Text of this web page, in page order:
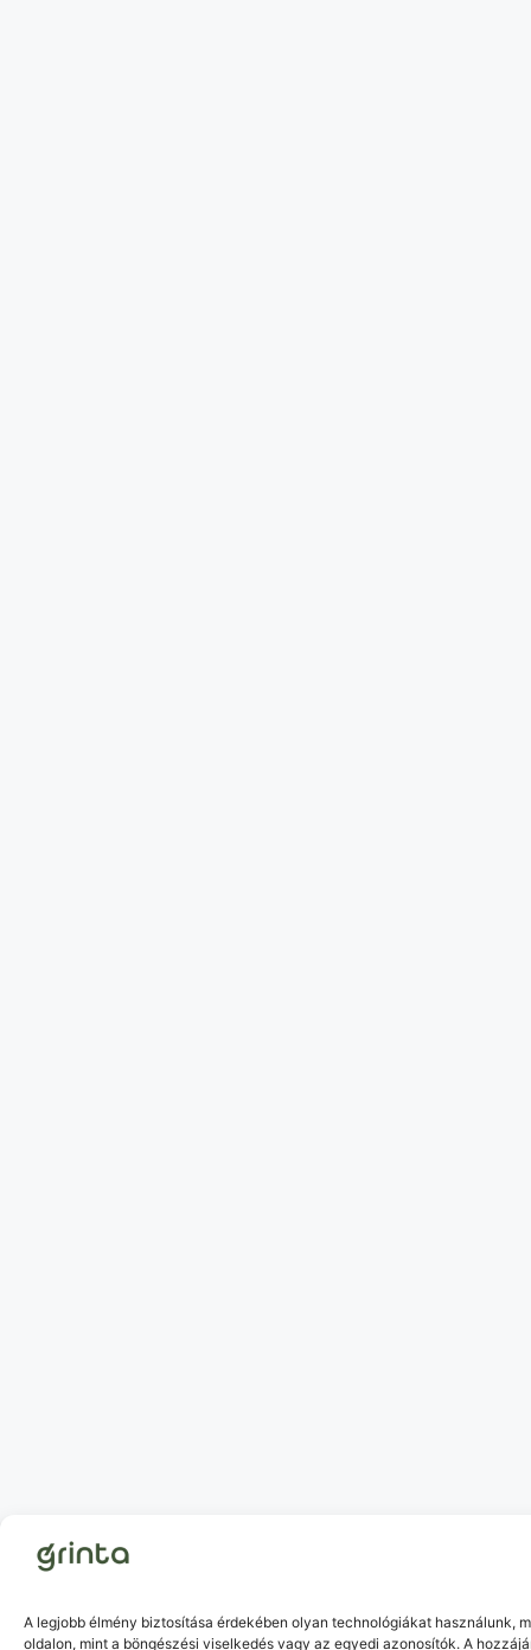
A legjobb élmény biztosítása érdekében olyan technológiákat
oldalon, mint a böngészési viselkedés vagy az egyedi azonosítók. A